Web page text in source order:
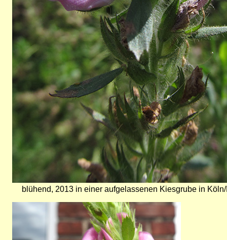
blühend, 2013 in einer aufgelassenen Kiesgrube in
Bild